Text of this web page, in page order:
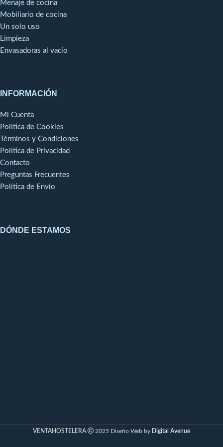
Menaje de cocina
Mobiliario de cocina
Un solo uso
Limpieza
Envasadoras al vacío
INFORMACIÓN
Mi Cuenta
Política de Cookies
Términos y Condiciones
Política de Privacidad
Contacto
Preguntas Frecuentes
Política de Envío
DÓNDE ESTAMOS
VENTAHOSTELERA 2025 Diseño Web by Digital Avenue